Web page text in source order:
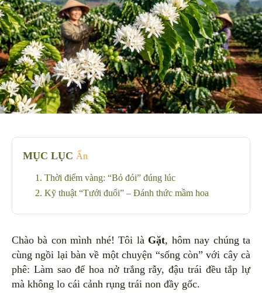
MỤC LỤC Ẩn
1. Thời điểm vàng: “Bỏ đói” đúng lúc
2. Kỹ thuật “Tưới đuổi” – Đánh thức mầm hoa
Chào bà con mình nhé! Tôi là Gặt, hôm nay chúng ta
cùng ngồi lại bàn về một chuyện “sống còn” với cây cà
phê: Làm sao để hoa nở trắng rẫy, đậu trái đều tắp lự
mà không lo cái cảnh rụng trái non đầy gốc.